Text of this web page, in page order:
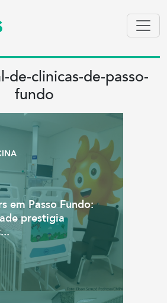
de-clinicas-de-passo-
fundo
em Passo Fundo:
prestigia